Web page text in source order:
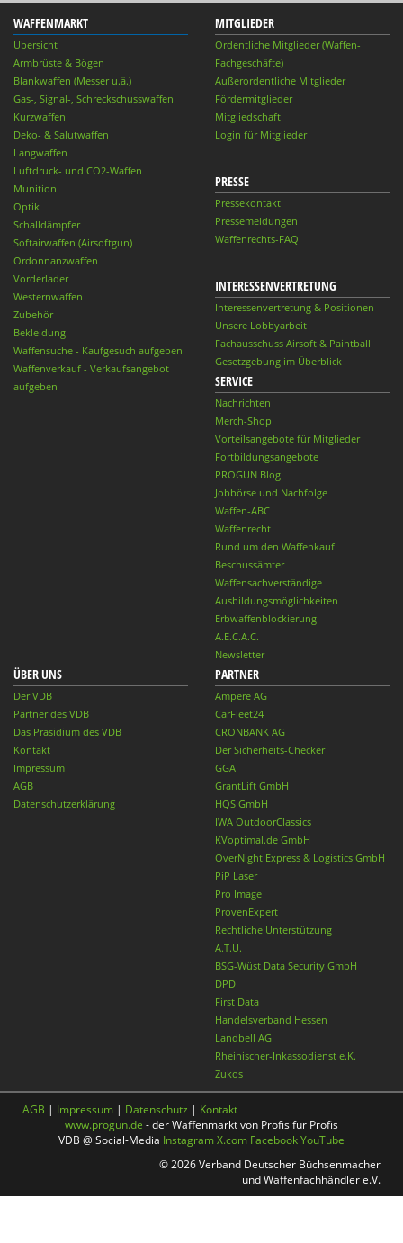
WAFFENMARKT
Übersicht
Armbrüste & Bögen
Blankwaffen (Messer u.ä.)
Gas-, Signal-, Schreckschusswaffen
Kurzwaffen
Deko- & Salutwaffen
Langwaffen
Luftdruck- und CO2-Waffen
Munition
Optik
Schalldämpfer
Softairwaffen (Airsoftgun)
Ordonnanzwaffen
Vorderlader
Westernwaffen
Zubehör
Bekleidung
Waffensuche - Kaufgesuch aufgeben
Waffenverkauf - Verkaufsangebot
aufgeben
MITGLIEDER
Ordentliche Mitglieder (Waffen-
Fachgeschäfte)
Außerordentliche Mitglieder
Fördermitglieder
Mitgliedschaft
Login für Mitglieder
PRESSE
Pressekontakt
Pressemeldungen
Waffenrechts-FAQ
INTERESSENVERTRETUNG
Interessenvertretung & Positionen
Unsere Lobbyarbeit
Fachausschuss Airsoft & Paintball
Gesetzgebung im Überblick
SERVICE
Nachrichten
Merch-Shop
Vorteilsangebote für Mitglieder
Fortbildungsangebote
PROGUN Blog
Jobbörse und Nachfolge
Waffen-ABC
Waffenrecht
Rund um den Waffenkauf
Beschussämter
Waffensachverständige
Ausbildungsmöglichkeiten
Erbwaffenblockierung
A.E.C.A.C.
Newsletter
ÜBER UNS
Der VDB
Partner des VDB
Das Präsidium des VDB
Kontakt
Impressum
AGB
Datenschutzerklärung
PARTNER
Ampere AG
CarFleet24
CRONBANK AG
Der Sicherheits-Checker
GGA
GrantLift GmbH
HQS GmbH
IWA OutdoorClassics
KVoptimal.de GmbH
OverNight Express & Logistics GmbH
PiP Laser
Pro Image
ProvenExpert
Rechtliche Unterstützung
A.T.U.
BSG-Wüst Data Security GmbH
DPD
First Data
Handelsverband Hessen
Landbell AG
Rheinischer-Inkassodienst e.K.
Zukos
AGB | Impressum | Datenschutz | Kontakt
www.progun.de - der Waffenmarkt von Profis für Profis
VDB @ Social-Media InstagramX.com FacebookYouTube
© 2026 Verband Deutscher Büchsenmacher
und Waffenfachhändler e.V.